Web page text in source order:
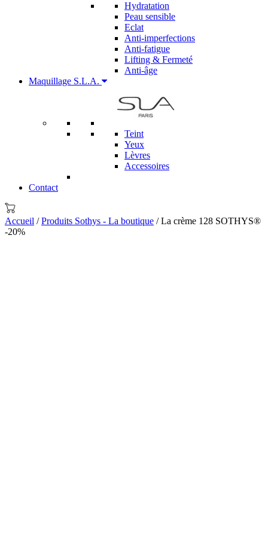
Hydratation
Peau sensible
Eclat
Anti-imperfections
Anti-fatigue
Lifting & Fermeté
Anti-âge
Maquillage S.L.A.
Teint
Yeux
Lèvres
Accessoires
Contact
Accueil /Produits Sothys - La boutique / La crème 128 SOTHYS®
-20%